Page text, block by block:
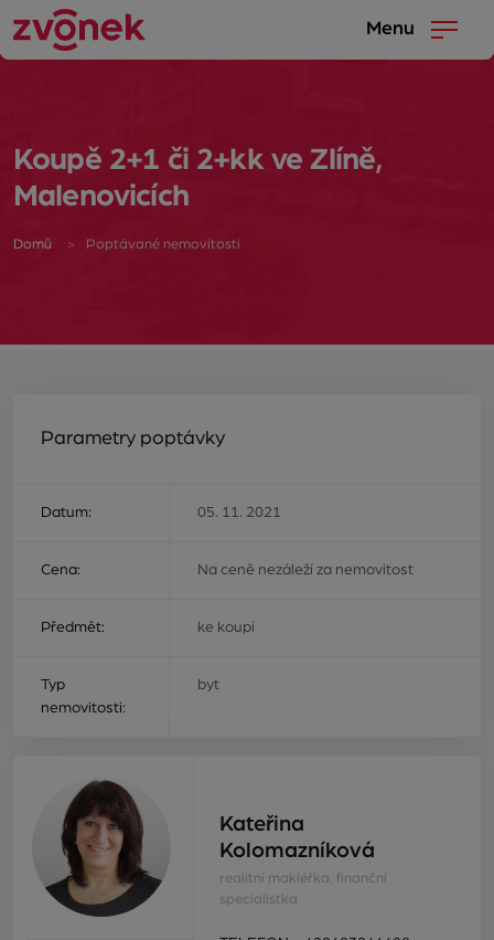
Menu
Koupě 2+1 či 2+kk ve Zlíně,
Malenovicích
Domů Poptávané nemovitosti
Parametry poptávky
Datum: 05. 11. 2021
Cena: Na ceně nezáleží za nemovitost
Předmět: ke koupi
Typ
nemovitosti:
byt
Kateřina
Kolomazníková
realitní makléřka, finanční
specialistka